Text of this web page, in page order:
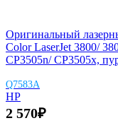
Оригинальный
Color LaserJet 3800/
CP3505n/ CP3505x,
Q7583A
HP
2 570₽